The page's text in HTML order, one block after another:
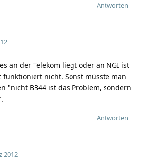
Antworten
an der Telekom liegt oder an NGI ist
funktioniert nicht. Sonst müsste man
"nicht BB44 ist das Problem, sondern
Antworten
2012